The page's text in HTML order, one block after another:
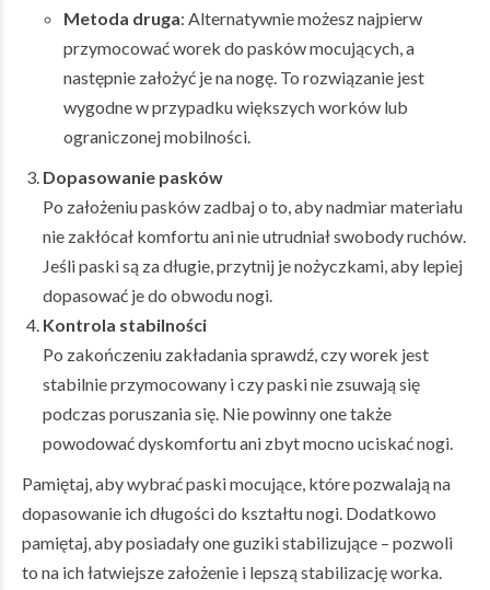
Metoda druga: Alternatywnie możesz najpierw
przymocować worek do pasków mocujących, a
następnie założyć je na nogę. To rozwiązanie jest
wygodne w przypadku większych worków lub
ograniczonej mobilności.
Dopasowanie pasków
Po założeniu pasków zadbaj o to, aby nadmiar materiału
nie zakłócał komfortu ani nie utrudniał swobody ruchów.
Jeśli paski są za długie, przytnij je nożyczkami, aby lepiej
dopasować je do obwodu nogi.
Kontrola stabilności
Po zakończeniu zakładania sprawdź, czy worek jest
stabilnie przymocowany i czy paski nie zsuwają się
podczas poruszania się. Nie powinny one także
powodować dyskomfortu ani zbyt mocno uciskać nogi.
Pamiętaj, aby wybrać paski mocujące, które pozwalają na
dopasowanie ich długości do kształtu nogi. Dodatkowo
pamiętaj, aby posiadały one guziki stabilizujące – pozwoli
to na ich łatwiejsze założenie i lepszą stabilizację worka.